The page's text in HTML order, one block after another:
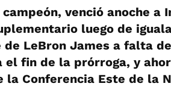
venció anoche a
luego de
LeBron James a falta
el fin de la prórroga, y
Conferencia Este de la